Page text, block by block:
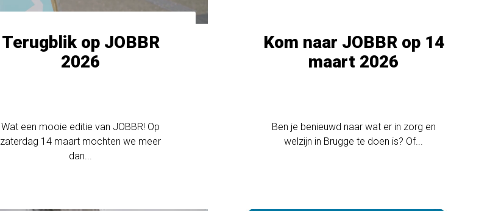
Terugblik op JOBBR
2026
Wat een mooie editie van JOBBR! Op
zaterdag 14 maart mochten we meer
dan...
Kom naar JOBBR op 14
maart 2026
Ben je benieuwd naar wat er in zorg en
welzijn in Brugge te doen is? Of...